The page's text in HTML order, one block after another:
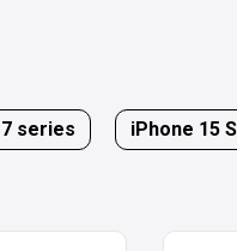
series iPhone 15